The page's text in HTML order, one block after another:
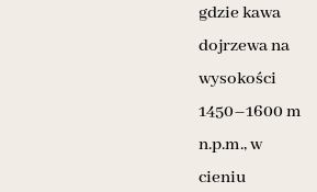
gdzie kawa
dojrzewa na
wysokości
1450–1600 m
n.p.m., w
cieniu